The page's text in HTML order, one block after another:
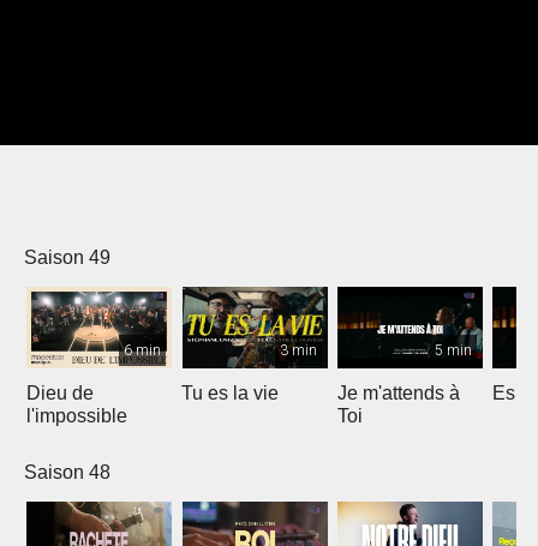
Saison 49
6 min
Dieu de
l'impossible
3 min
Tu es la vie
5 min
Je m'attends à
Toi
Saison 48